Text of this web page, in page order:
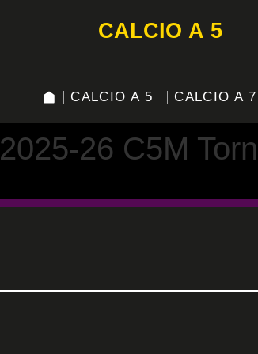
CALCIO A 5
CALCIO A 5 CALCIO A 7
2025-26 C5M